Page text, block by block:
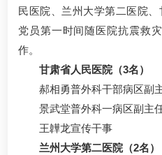
民医院、兰州大学第二医院
党员第一时间随医院抗震救
作。
甘肃省人民医院（3名）
郝相勇普外科干部病区副
景武堂普外科一病区副主
王韡龙宣传干事
兰州大学第二医院（2名）